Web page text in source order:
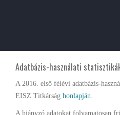
Adatbázis-használati
A 2016. első félévi adatbázis-
EISZ Titkárság honlapján.
A hiányzó adatokat folyamatosan